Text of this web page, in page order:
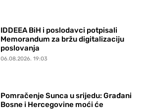
IDDEEA BiH i poslodavci potpisali
Memorandum za bržu digitalizaciju
poslovanja
06.08.2026. 19:03
Pomračenje Sunca u srijedu: Građani
Bosne i Hercegovine moći će